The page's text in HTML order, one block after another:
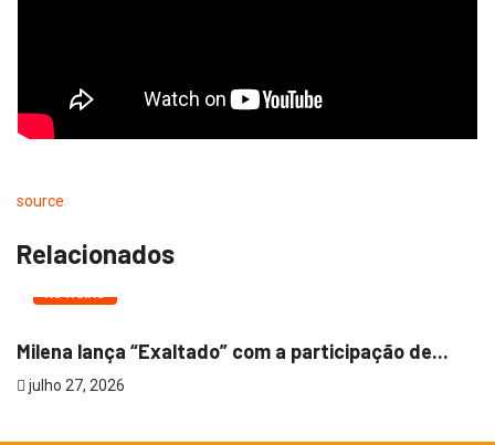
source
Relacionados
NOTÍCIAS
Milena lança “Exaltado” com a participação de...
julho 27, 2026